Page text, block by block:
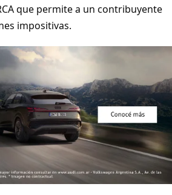
que permite a un contribuyente
impositivas.